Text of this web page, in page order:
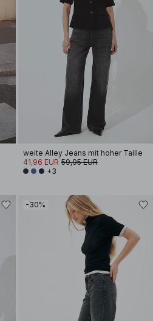
weite Alley Jeans mit hoher Taille
41,96 EUR 59,95 EUR
+3
-30%